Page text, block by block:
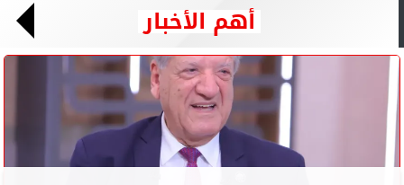
أهم الأخبار